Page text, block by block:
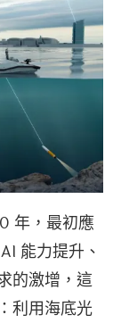
年，最初應
能力提升、
的激增，這
利用海底光